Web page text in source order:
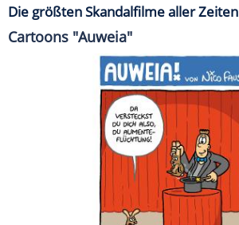
Die größten Skandalfilme aller Zeiten
Cartoons "Auweia"